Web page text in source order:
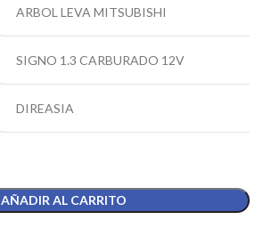
ARBOL LEVA MITSUBISHI
SIGNO 1.3 CARBURADO 12V
DIREASIA
AÑADIR AL CARRITO